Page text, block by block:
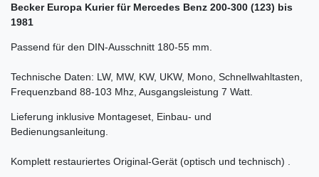
Becker Europa Kurier für Mercedes Benz 200-300 (123) bis
1981
Passend für den DIN-Ausschnitt 180-55 mm.
Technische Daten: LW, MW, KW, UKW, Mono, Schnellwahltasten,
Frequenzband 88-103 Mhz, Ausgangsleistung 7 Watt.
Lieferung inklusive Montageset, Einbau- und
Bedienungsanleitung.
Komplett restauriertes Original-Gerät (optisch und technisch) .